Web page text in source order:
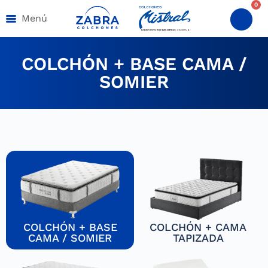
Menú
0
COLCHÓN + BASE CAMA /
SOMIER
COLCHÓN + BASE
CAMA / SOMIER
COLCHÓN + CAMA
TAPIZADA